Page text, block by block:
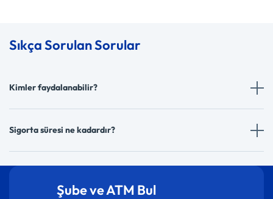
Sıkça Sorulan Sorular
Kimler faydalanabilir?
Sigorta süresi ne kadardır?
Şube ve ATM Bul